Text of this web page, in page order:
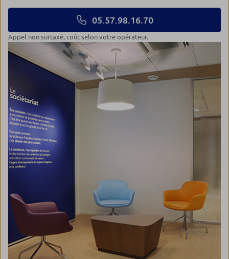
05.57.98.16.70
Appel non surtaxé, coût selon votre opérateur.